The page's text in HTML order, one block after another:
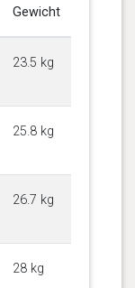
Gewicht
23.5 kg
25.8 kg
26.7 kg
28 kg